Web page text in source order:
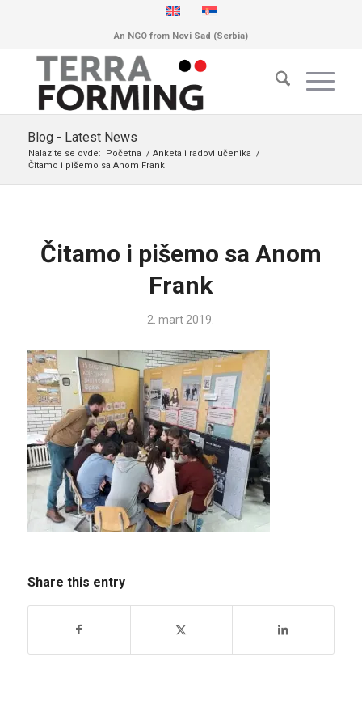
An NGO from Novi Sad (Serbia)
Blog - Latest News
Nalazite se ovde: Početna / Anketa i radovi učenika /
Čitamo i pišemo sa Anom Frank
Čitamo i pišemo sa Anom
Frank
2. mart 2019.
Share this entry